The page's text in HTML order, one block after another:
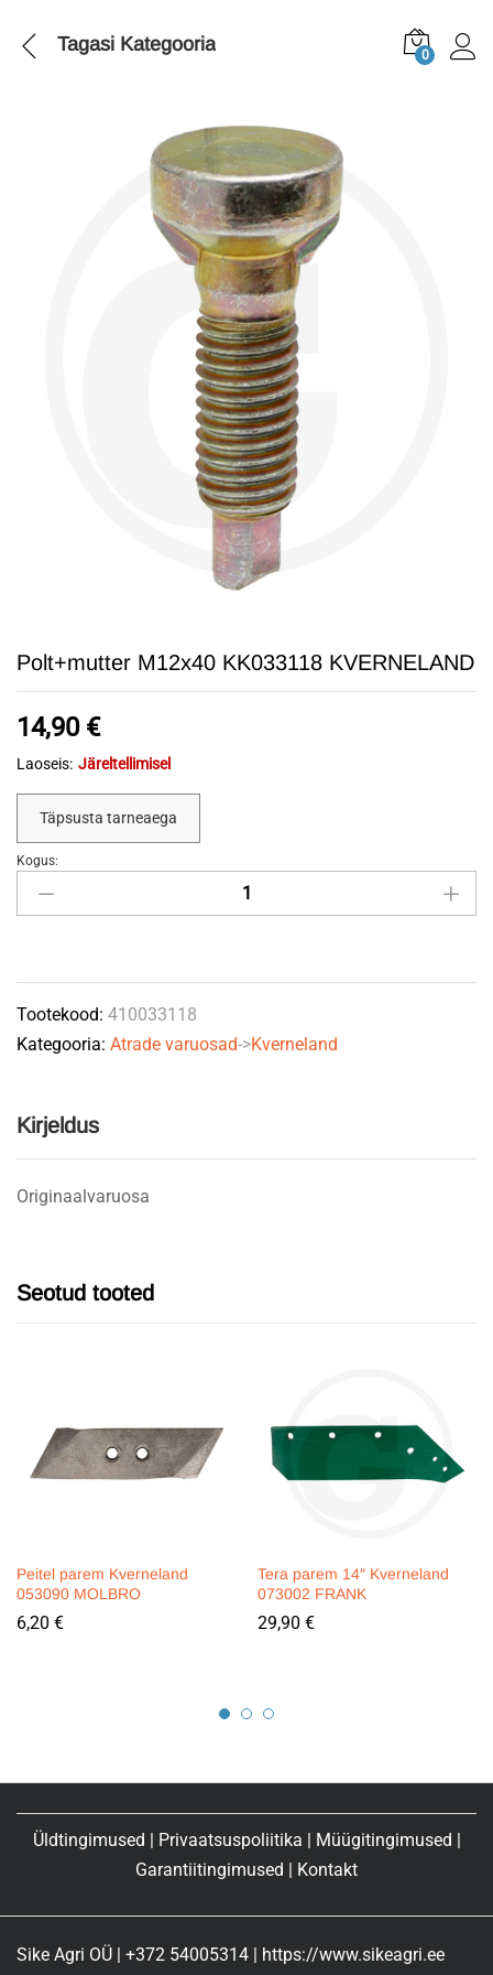
Tagasi Kategooria 0
Polt+mutter M12x40 KK033118 KVERNELAND
14,90 €
Laoseis: Järeltellimisel
Täpsusta tarneaega
Polt+mutter
M12x40
quantity
Kogus:
Tootekood: 410033118
Kategooria: Atrade varuosad->Kverneland
Kirjeldus
Originaalvaruosa
Seotud tooted
Peitel parem Kverneland
053090 MOLBRO
6,20 €
Tera parem 14″ Kverneland
073002 FRANK
29,90 €
Üldtingimused Privaatsuspoliitika Müügitingimused
Garantiitingimused
Kontakt
Sike Agri OÜ | +372 54005314 | https://www.sikeagri.ee